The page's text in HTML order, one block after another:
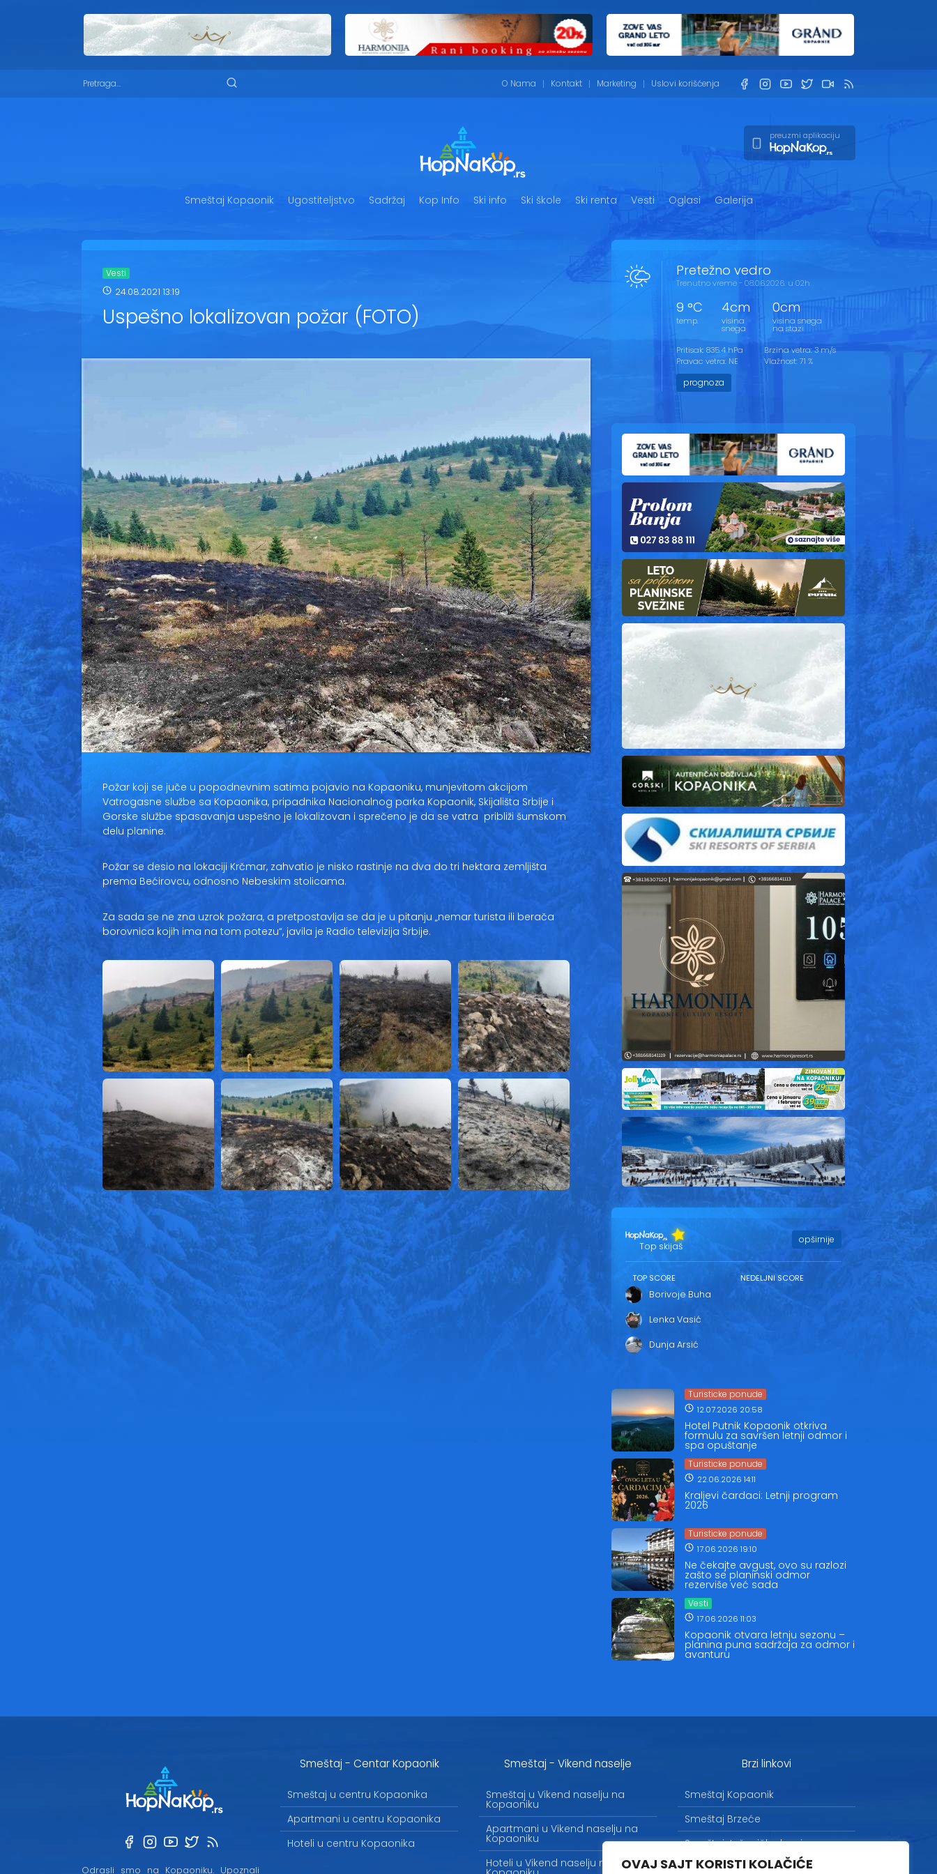
OVAJ SAJT KORISTI KOLAČIĆE
O Nama Kontakt Marketing Uslovi korišćenja
preuzmi aplikaciju
Smeštaj Kopaonik Ugostiteljstvo Sadržaj Kop Info Ski info Ski škole Ski renta Vesti Oglasi Galerija
Vesti
24.08.2021 13:19
Uspešno lokalizovan požar (FOTO)
Požar koji se juče u popodnevnim satima pojavio na Kopaoniku, munjevitom akcijom
Vatrogasne službe sa Kopaonika, pripadnika Nacionalnog parka Kopaonik, Skijališta Srbije i
Gorske službe spasavanja uspešno je lokalizovan i sprečeno je da se vatra približi šumskom
delu planine.
Požar se desio na lokaciji Krčmar, zahvatio je nisko rastinje na dva do tri hektara zemljišta
prema Bećirovcu, odnosno Nebeskim stolicama.
Za sada se ne zna uzrok požara, a pretpostavlja se da je u pitanju „nemar turista ili berača
borovnica kojih ima na tom potezu“, javila je Radio televizija Srbije.
Pretežno vedro
Trenutno vreme - 08.06.2026. u 02h
9 °C
temp.
4cm
visina
snega
0cm
visina snega
na stazi
Pritisak: 835.4 hPa
Pravac vetra: NE
Brzina vetra: 3 m/s
Vlažnost: 71 %
prognoza
Top skijaš
opširnije
TOP SCORE
Borivoje Buha
Lenka Vasić
Dunja Arsić
NEDELJNI SCORE
Turisticke ponude
12.07.2026 20:58
Hotel Putnik Kopaonik otkriva
formulu za savršen letnji odmor i
spa opuštanje
Turisticke ponude
22.06.2026 14:11
Kraljevi čardaci: Letnji program
2026
Turisticke ponude
17.06.2026 19:10
Ne čekajte avgust, ovo su razlozi
zašto se planinski odmor
rezerviše već sada
Vesti
17.06.2026 11:03
Kopaonik otvara letnju sezonu –
planina puna sadržaja za odmor i
avanturu
Odrasli smo na Kopaoniku. Upoznali
Smeštaj - Centar Kopaonik
Smeštaj u centru Kopaonika
Apartmani u centru Kopaonika
Hoteli u centru Kopaonika
Smeštaj - Vikend naselje
Smeštaj u Vikend naselju na
Kopaoniku
Apartmani u Vikend naselju na
Kopaoniku
Hoteli u Vikend naselju na
Brzi linkovi
Smeštaj Kopaonik
Smeštaj Brzeće
Smeštaj Jošanička banja
Uslovi korišćenja